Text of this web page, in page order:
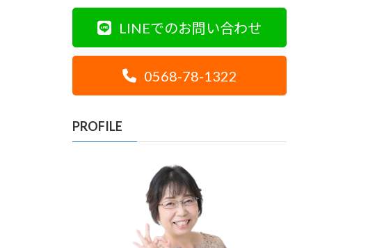
LINEでのお問い合わせ
0568-78-1322
PROFILE